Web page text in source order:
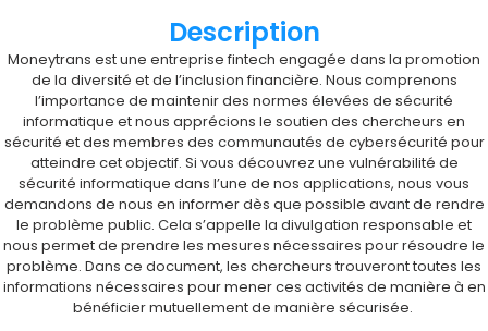
Description
Moneytrans est une entreprise fintech engagée dans la promotion
de la diversité et de l’inclusion financière. Nous comprenons
l’importance de maintenir des normes élevées de sécurité
informatique et nous apprécions le soutien des chercheurs en
sécurité et des membres des communautés de cybersécurité pour
atteindre cet objectif. Si vous découvrez une vulnérabilité de
sécurité informatique dans l’une de nos applications, nous vous
demandons de nous en informer dès que possible avant de rendre
le problème public. Cela s’appelle la divulgation responsable et
nous permet de prendre les mesures nécessaires pour résoudre le
problème. Dans ce document, les chercheurs trouveront toutes les
informations nécessaires pour mener ces activités de manière à en
bénéficier mutuellement de manière sécurisée.